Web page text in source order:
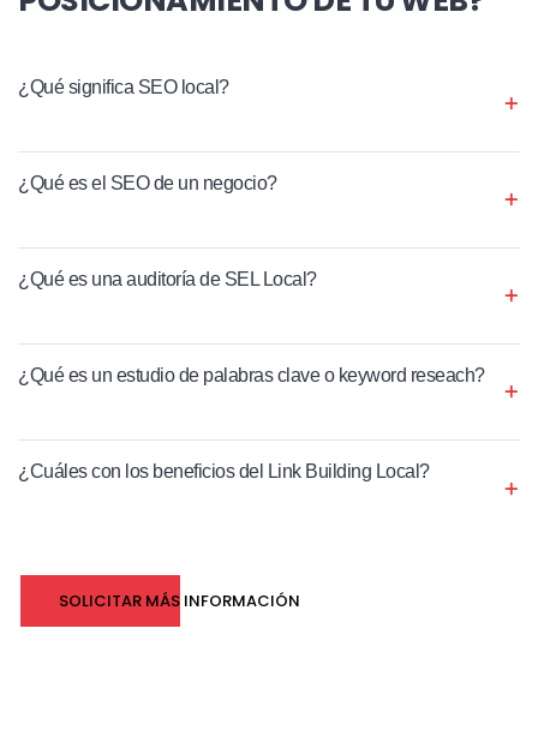
¿Qué significa SEO local?
¿Qué es el SEO de un negocio?
¿Qué es una auditoría de SEL Local?
¿Qué es un estudio de palabras clave o keyword reseach?
¿Cuáles con los beneficios del Link Building Local?
SOLICITAR MÁS INFORMACIÓN